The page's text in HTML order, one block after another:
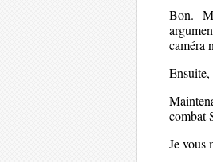
Bon.
caméra
Ensuite,
combat
Je vous